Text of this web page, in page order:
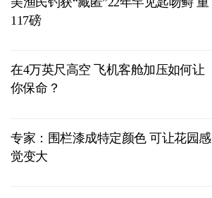
117磅
在4万英尺高空 飞机客舱加压如何让
你保命？
专家：围栏漆成特定颜色 可让花园感
觉变大